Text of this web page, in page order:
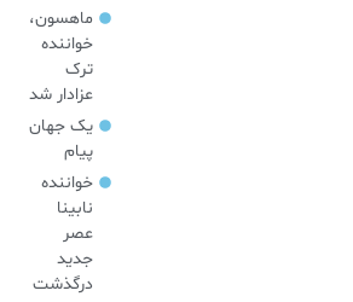
ماهسون،
خواننده
ترک
عزادار شد
یک جهان
پیام
خواننده
نابینا
عصر
جدید
درگذشت